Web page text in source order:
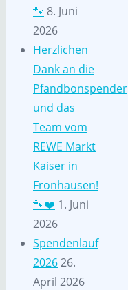
🐾 8. Juni
2026
Herzlichen
Dank an die
Pfandbonspender
und das
Team vom
REWE Markt
Kaiser in
Fronhausen!
🐾❤️ 1. Juni
2026
Spendenlauf
202626.
April 2026